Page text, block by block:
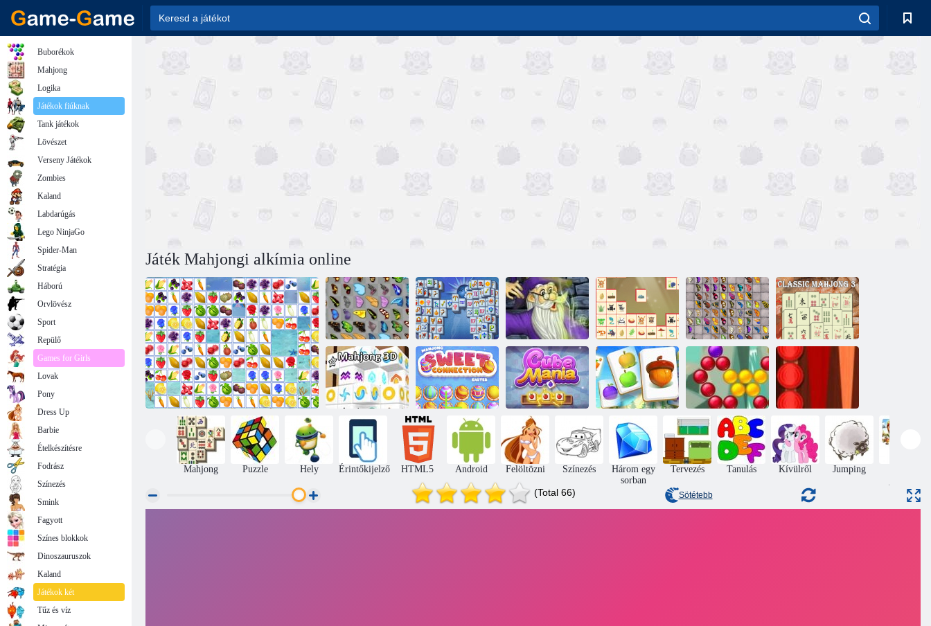
Játék Mahjongi alkímia online
Kyodai pillangó
Mahjong
Fortuna
Mágikus
Mahjong
Woodventure
Mahjong
Connect
Pillangó Kyodai
HD
Klasszikus
Mahjong 3
Mahjong 3D
Mahjong Édes
Húsvét
Kocka mánia
Boldog farm A
termés
Bubble Shooter
saga
Backgammon
klasszikus
Mahjong Puzzle Hely Érintőkijelző HTML5 Android Felöltözni Színezés
Három egy
sorban
Tervezés Tanulás Kívülről Jumping
(Total 66) Sötétebb
Buborékok
Mahjong
Logika
Játékok fiúknak
Tank játékok
Lövészet
Verseny Játékok
Zombies
Kaland
Labdarúgás
Lego NinjaGo
Spider-Man
Stratégia
Háború
Orvlövész
Sport
Repülő
Games for Girls
Lovak
Pony
Dress Up
Barbie
Ételkészítésre
Fodrász
Színezés
Smink
Fagyott
Színes blokkok
Dinoszauruszok
Kaland
Játékok két
Tűz és víz